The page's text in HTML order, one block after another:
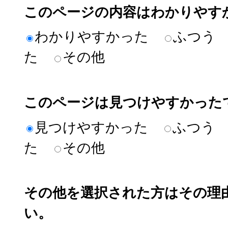
このページの内容はわかりやす
わかりやすかった
ふつう
た
その他
このページは見つけやすかった
見つけやすかった
ふつう
た
その他
その他を選択された方はその理
い。